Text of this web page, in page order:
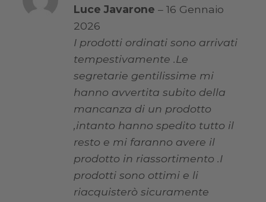
Valutato5
su 5
Luce Javarone– 16 Gennaio
2026
I prodotti ordinati sono arrivati
tempestivamente .Le
segretarie gentilissime mi
hanno avvertita subito della
mancanza di un prodotto
,intanto hanno spedito tutto il
resto e mi faranno avere il
prodotto in riassortimento .I
prodotti sono ottimi e li
riacquisterò sicuramente